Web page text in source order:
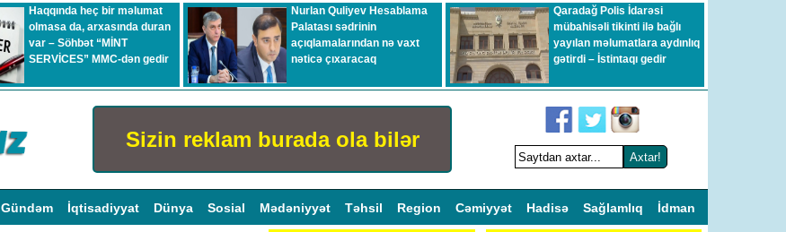
Haqqında heç bir məlumat
olmasa da, arxasında duran
var – Söhbət “MİNT
SERVİCES” MMC-dən gedir
Nurlan Quliyev Hesablama
Palatası sədrinin
açıqlamalarından nə vaxt
nəticə çıxaracaq
Qaradağ Polis İdarəsi
mübahisəli tikinti ilə bağlı
yayılan məlumatlara aydınlıq
gətirdi – İstintaqı gedir
Sizin reklam burada ola bilər
Gündəm İqtisadiyyat Dünya Sosial Mədəniyyət Təhsil Region Cəmiyyət Hadisə Sağlamlıq İdman